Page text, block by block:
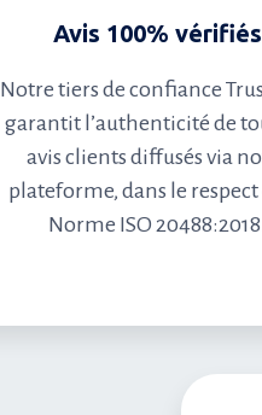
Avis 100% vérifiés
Notre tiers de confiance
garantit l’authenticité de
avis clients diffusés via
plateforme, dans le respect
Norme ISO